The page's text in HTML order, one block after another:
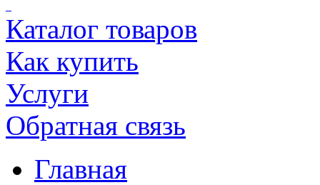
Каталог товаров
Как купить
Услуги
Обратная связь
Главная